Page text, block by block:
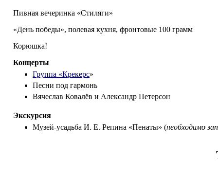
Пивная вечеринка «Стиляги»
«День победы», полевая кухня, фронтовые 100 грамм
Корюшка!
Концерты
Группа «Крекерс»
Песни под гармонь
Вячеслав Ковалёв и Александр Петерсон
Экскурсия
Музей-усадьба И. Е. Репина «Пенаты» (необходимо